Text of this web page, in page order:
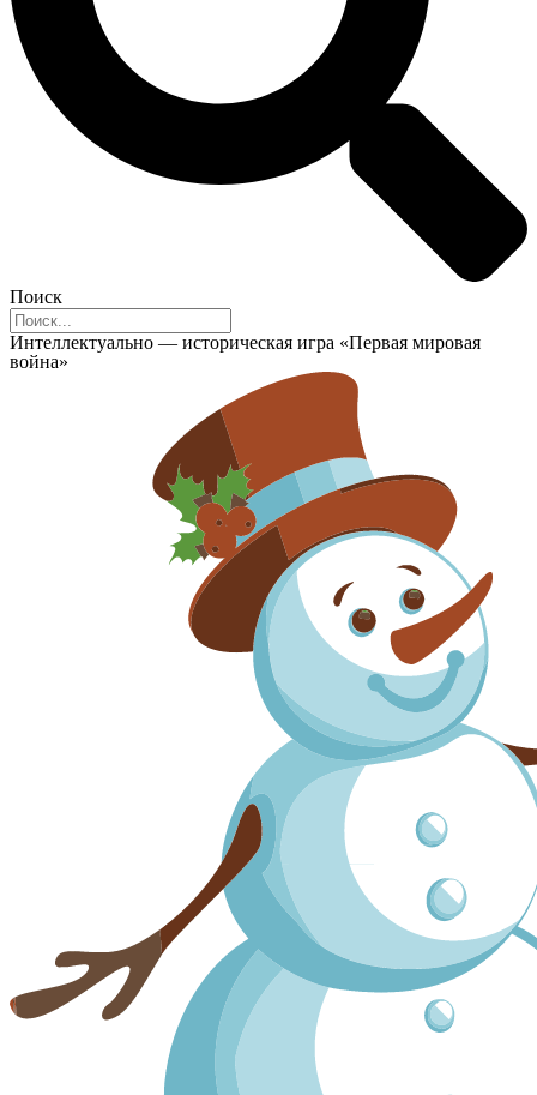
Поиск
Интеллектуально — историческая игра «Первая мировая
война»